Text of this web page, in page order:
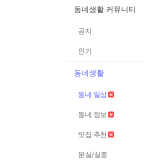
동네생활 커뮤니티
공지
인기
동네생활
동네 일상
동네 정보
맛집 추천
분실/실종